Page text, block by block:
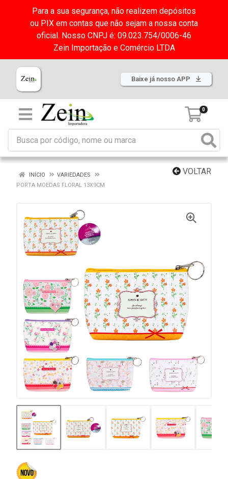
Para a sua segurança, não realizem depósitos
ou PIX em contas que não sejam a nossa conta
oficial. Nosso CNPJ é: 09.023.754/0006-46
Zein Importação e Comércio LTDA
Baixe já nosso APP
0
VOLTAR
INÍCIO
VARIEDADES
PORTA MOEDAS FLORAL 13X9CM